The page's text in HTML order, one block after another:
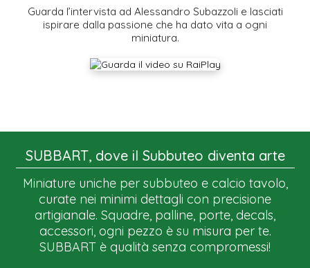
Guarda l’intervista ad Alessandro Subazzoli e lasciati
ispirare dalla passione che ha dato vita a ogni
miniatura.
SUBBART, dove il Subbuteo diventa arte
Miniature uniche per subbuteo e calcio tavolo,
curate nei minimi dettagli con precisione
artigianale. Squadre, palline, porte, decals,
accessori, ogni pezzo è su misura per te.
SUBBART è qualità senza compromessi!